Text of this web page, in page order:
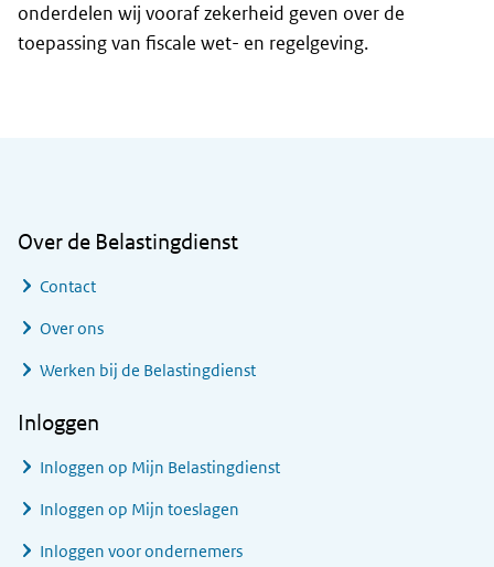
onderdelen wij vooraf zekerheid geven over de
toepassing van fiscale wet- en regelgeving.
Over de Belastingdienst
Contact
Over ons
Werken bij de Belastingdienst
Inloggen
Inloggen op Mijn Belastingdienst
Inloggen op Mijn toeslagen
Inloggen voor ondernemers